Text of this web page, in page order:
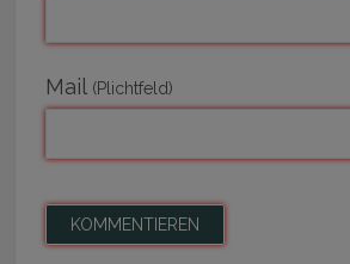
Mail (Plichtfeld)